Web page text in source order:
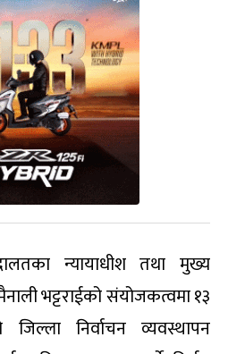
न्यायाधीश तथा मुख्य
भट्टराईको संयोजकत्वमा १३
निर्वाचन व्यवस्थापन